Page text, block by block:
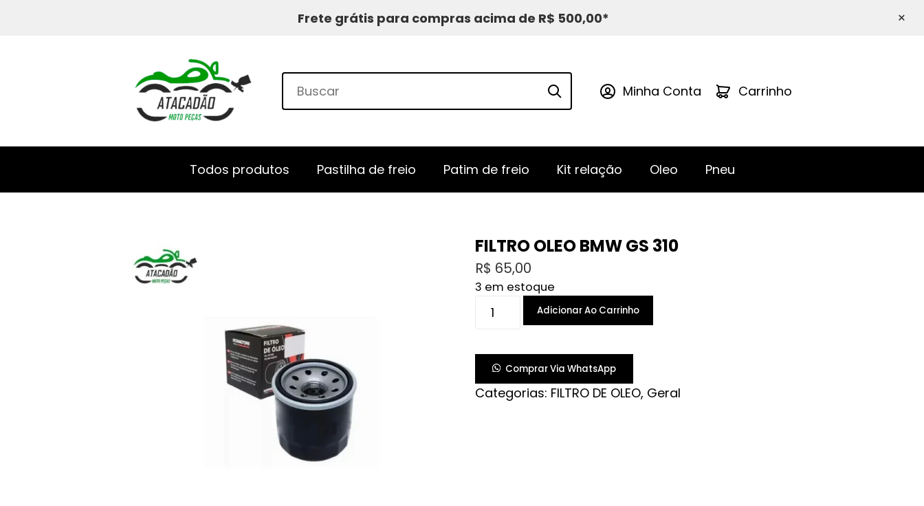
Frete grátis para compras acima de R$ 500,00* ×
Minha Conta Carrinho
Todos produtos Pastilha de freio Patim de freio Kit relação Oleo Pneu
FILTRO OLEO BMW GS 310
R$ 65,00
3 em estoque
FILTRO
quantidade
Adicionar Ao Carrinho
Comprar Via WhatsApp
Categorias: FILTRO DE OLEO, Geral